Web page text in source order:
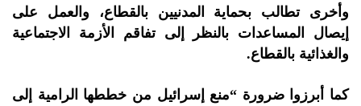
وأخرى تطالب بحماية المدنيين بالقطاع، والعمل على
إيصال المساعدات بالنظر إلى تفاقم الأزمة الاجتماعية
والغذائية بالقطاع.
كما أبرزوا ضرورة “منع إسرائيل من خططها الرامية إلى